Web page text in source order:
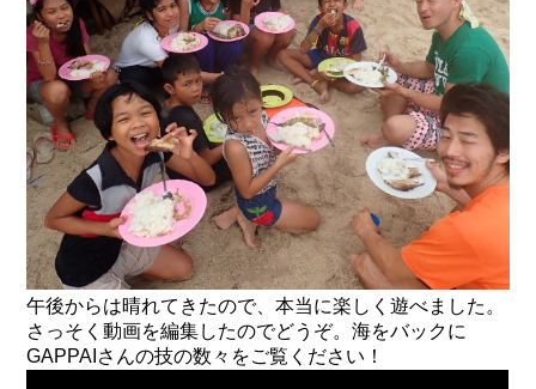
午後からは晴れてきたので、本当に楽しく遊べました。
さっそく動画を編集したのでどうぞ。海をバックに
GAPPAIさんの技の数々をご覧ください！